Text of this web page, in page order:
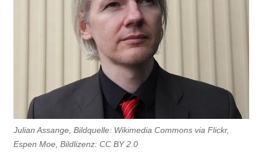
Julian Assange, Bildquelle: Wikimedia Commons via Flickr,
Espen Moe, Bildlizenz: CC BY 2.0